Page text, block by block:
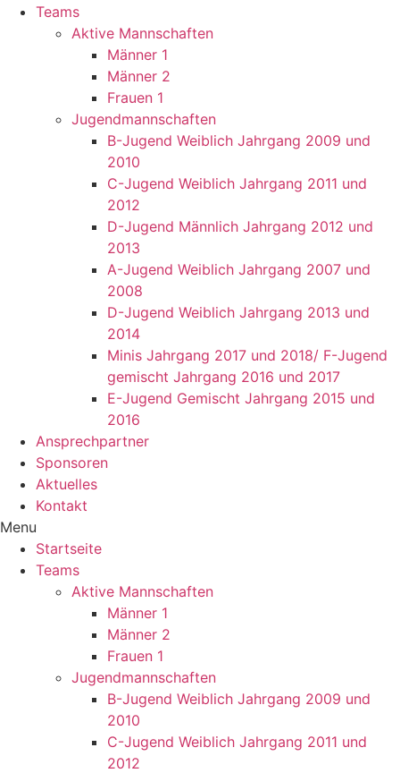
Teams
Aktive Mannschaften
Männer 1
Männer 2
Frauen 1
Jugendmannschaften
B-Jugend Weiblich Jahrgang 2009 und
2010
C-Jugend Weiblich Jahrgang 2011 und
2012
D-Jugend Männlich Jahrgang 2012 und
2013
A-Jugend Weiblich Jahrgang 2007 und
2008
D-Jugend Weiblich Jahrgang 2013 und
2014
Minis Jahrgang 2017 und 2018/ F-Jugend
gemischt Jahrgang 2016 und 2017
E-Jugend Gemischt Jahrgang 2015 und
2016
Ansprechpartner
Sponsoren
Aktuelles
Kontakt
Menu
Startseite
Teams
Aktive Mannschaften
Männer 1
Männer 2
Frauen 1
Jugendmannschaften
B-Jugend Weiblich Jahrgang 2009 und
2010
C-Jugend Weiblich Jahrgang 2011 und
2012